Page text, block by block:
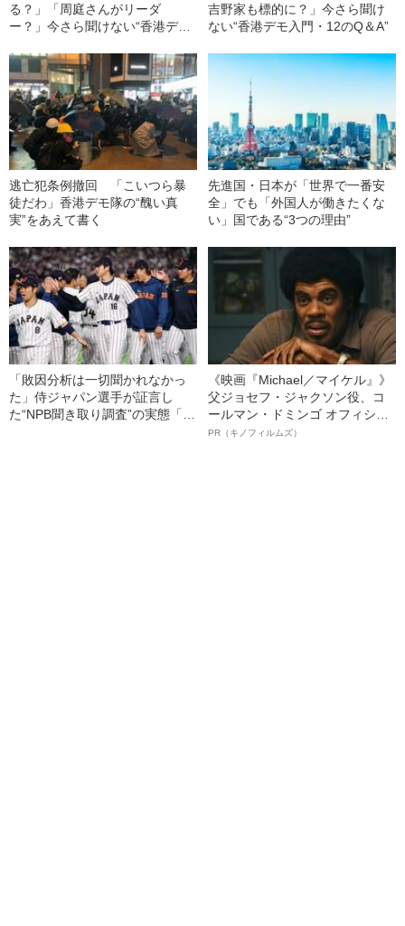
る？」「周庭さんがリーダ
ー？」今さら聞けない“香港デモ
吉野家も標的に？」今さら聞け
ない“香港デモ入門・12のQ＆A”
逃亡犯条例撤回 「こいつら暴
徒だわ」香港デモ隊の“醜い真
実”をあえて書く
先進国・日本が「世界で一番安
全」でも「外国人が働きたくな
い」国である“3つの理由”
「敗因分析は一切聞かれなかっ
た」侍ジャパン選手が証言し
た“NPB聞き取り調査”の実態「選
《映画『Michael／マイケル』》
父ジョセフ・ジャクソン役、コ
ールマン・ドミンゴ オフィシャ
ルインタビュー“観客を魅了した
PR（キノフィルムズ）